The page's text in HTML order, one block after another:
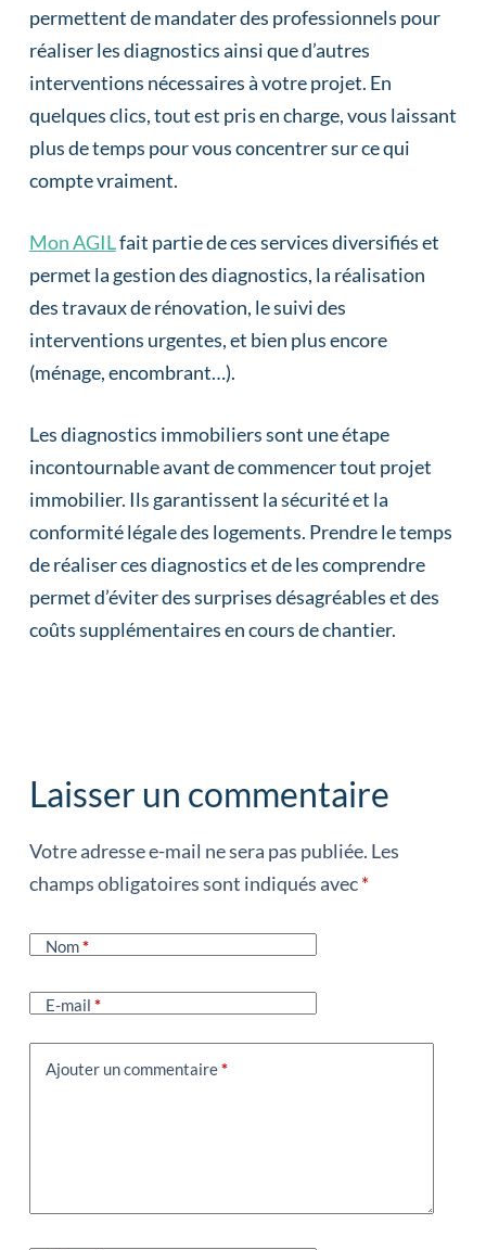
permettent de mandater des professionnels pour
réaliser les diagnostics ainsi que d’autres
interventions nécessaires à votre projet. En
quelques clics, tout est pris en charge, vous laissant
plus de temps pour vous concentrer sur ce qui
compte vraiment.
Mon AGILfait partie de ces services diversifiés et
permet la gestion des diagnostics, la réalisation
des travaux de rénovation, le suivi des
interventions urgentes, et bien plus encore
(ménage, encombrant…).
Les diagnostics immobiliers sont une étape
incontournable avant de commencer tout projet
immobilier. Ils garantissent la sécurité et la
conformité légale des logements. Prendre le temps
de réaliser ces diagnostics et de les comprendre
permet d’éviter des surprises désagréables et des
coûts supplémentaires en cours de chantier.
Laisser un commentaire
Votre adresse e-mail ne sera pas publiée. Les
champs obligatoires sont indiqués avec*
Nom*
E-mail *
Ajouter un commentaire*